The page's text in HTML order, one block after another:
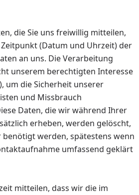
die Sie uns freiwillig mitteilen,
(Datum und Uhrzeit) der
an uns. Die Verarbeitung
unserem berechtigten Interesse
um die Sicherheit unserer
und Missbrauch
Daten, die wir während Ihrer
erheben, werden gelöscht,
werden, spätestens wenn
umfassend geklärt
mitteilen, dass wir die im